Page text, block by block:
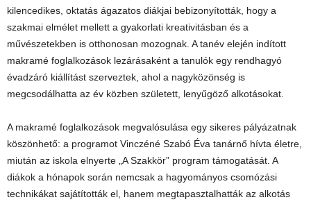
kilencedikes, oktatás ágazatos diákjai bebizonyították, hogy a
szakmai elmélet mellett a gyakorlati kreativitásban és a
művészetekben is otthonosan mozognak. A tanév elején indított
makramé foglalkozások lezárásaként a tanulók egy rendhagyó
évadzáró kiállítást szerveztek, ahol a nagyközönség is
megcsodálhatta az év közben született, lenyűgöző alkotásokat.
A makramé foglalkozások megvalósulása egy sikeres pályázatnak
köszönhető: a programot Vinczéné Szabó Éva tanárnő hívta életre,
miután az iskola elnyerte „A Szakkör” program támogatását. A
diákok a hónapok során nemcsak a hagyományos csomózási
technikákat sajátították el, hanem megtapasztalhatták az alkotás